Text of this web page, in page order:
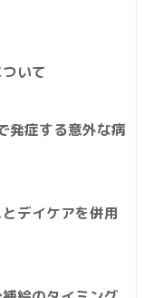
いて
発症する意外な病
デイケアを併用